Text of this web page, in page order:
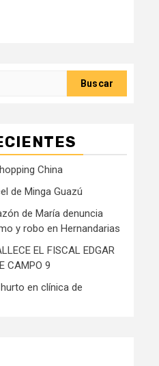
China
de Minga Guazú
de María denuncia
y robo en Hernandarias
EL FISCAL EDGAR
CAMPO 9
en clínica de